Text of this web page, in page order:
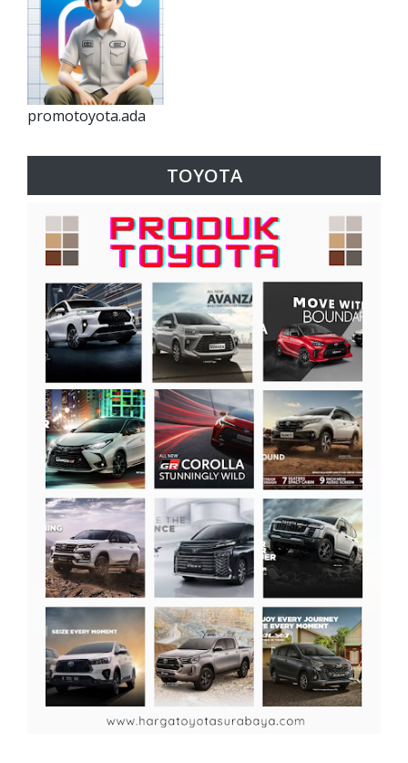
promotoyota.ada
TOYOTA